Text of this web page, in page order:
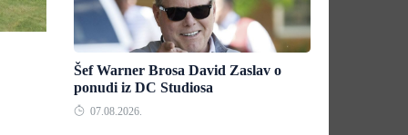
Šef Warner Brosa David Zaslav o
ponudi iz DC Studiosa
07.08.2026.